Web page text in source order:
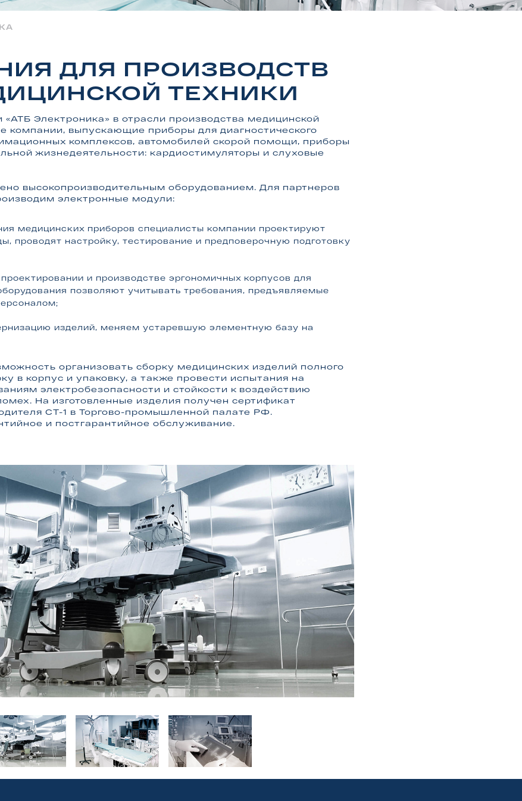
ДЛЯ ПРОИЗВОДСТВ
ТЕХНИКИ
«АТБ Электроника» в отрасли производства медицинской
компании, выпускающие приборы для диагностического
комплексов, автомобилей скорой помощи, приборы
жизнедеятельности: кардиостимуляторы и слуховые
высокопроизводительным оборудованием. Для партнеров
электронные модули:
медицинских приборов специалисты компании проектируют
проводят настройку, тестирование и предповерочную подготовку
и производстве эргономичных корпусов для
позволяют учитывать требования, предъявляемые
изделий, меняем устаревшую элементную базу на
организовать сборку медицинских изделий полного
в корпус и упаковку, а также провести испытания на
электробезопасности и стойкости к воздействию
На изготовленные изделия получен сертификат
СТ-1 в Торгово-промышленной палате РФ.
и постгарантийное обслуживание.